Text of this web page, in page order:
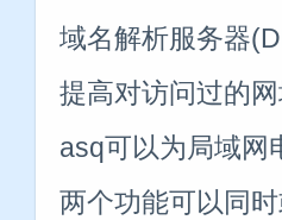
域名解析服务器
提高对访问过的
asq可以为局域网
两个功能可以同